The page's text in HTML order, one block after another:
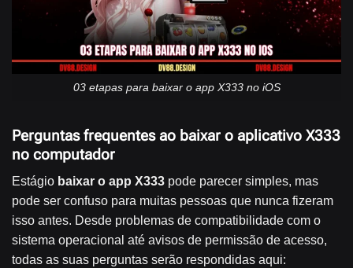
03 etapas para baixar o app X333 no iOS
Perguntas frequentes ao baixar o aplicativo X333
no computador
Estágio baixar o app X333 pode parecer simples, mas
pode ser confuso para muitas pessoas que nunca fizeram
isso antes. Desde problemas de compatibilidade com o
sistema operacional até avisos de permissão de acesso,
todas as suas perguntas serão respondidas aqui: